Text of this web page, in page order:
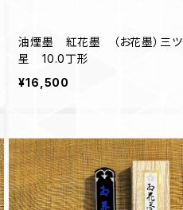
油煙墨 紅花墨 （お花墨）三ツ
星 10.0丁形
¥16,500